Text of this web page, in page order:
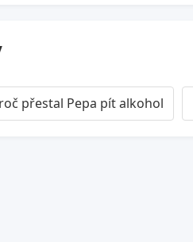
přestal Pepa pít alkohol